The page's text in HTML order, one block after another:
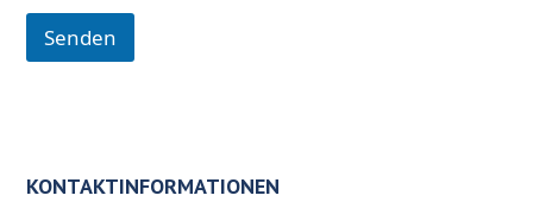
Senden
KONTAKTINFORMATIONEN